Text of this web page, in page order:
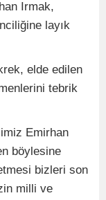
Irmak,
layık
elde edilen
tebrik
Emirhan
böylesine
bizleri son
milli ve